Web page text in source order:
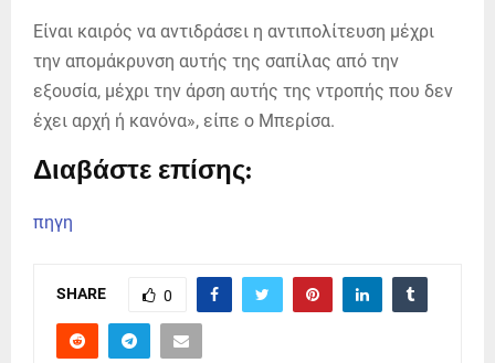
Είναι καιρός να αντιδράσει η αντιπολίτευση μέχρι
την απομάκρυνση αυτής της σαπίλας από την
εξουσία, μέχρι την άρση αυτής της ντροπής που δεν
έχει αρχή ή κανόνα», είπε ο Μπερίσα.
Διαβάστε επίσης:
πηγη
SHARE 0